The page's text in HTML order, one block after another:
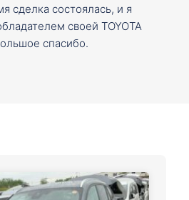
сделка состоялась, и я
своей TOYOTA
спасибо.